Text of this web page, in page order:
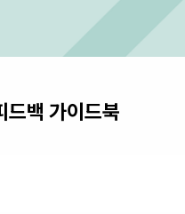
드백 가이드북